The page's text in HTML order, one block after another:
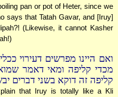
pan or pot of Heter, since we
says that Tatah Gavar, and [Iruy]
(Likewise, it cannot Kasher
ואם היינו מפרשים דעירוי
מכדי קליפה ומאי דאמר
קליפה זה דוקא בשני דברים
that Iruy is totally like a Kli